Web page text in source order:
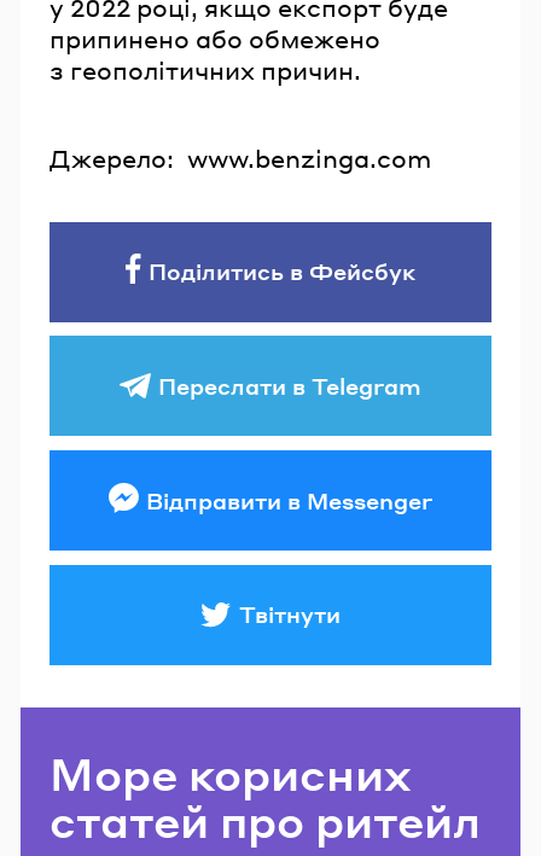
у 2022 році, якщо експорт буде
припинено або обмежено
з геополітичних причин.
Джерело: www.benzinga.com
Поділитись в Фейсбук
Переслати в Telegram
Відправити в Messenger
Твітнути
Море корисних
статей про ритейл